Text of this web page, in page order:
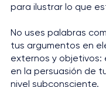
para ilustrar lo que
No uses palabras
tus argumentos en
externos y objetivos:
en la persuasión de
nivel subconsciente.